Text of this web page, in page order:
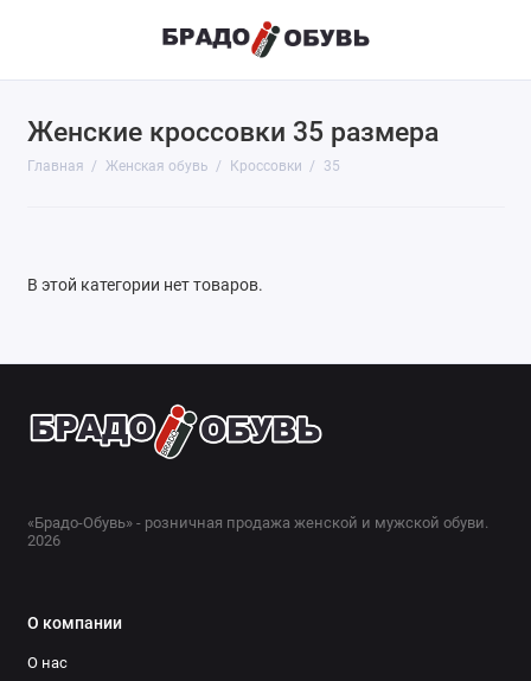
Женские кроссовки 35 размера
Главная Женская обувь Кроссовки 35
В этой категории нет товаров.
«Брадо-Обувь» - розничная продажа женской и мужской обуви.
2026
О компании
О нас